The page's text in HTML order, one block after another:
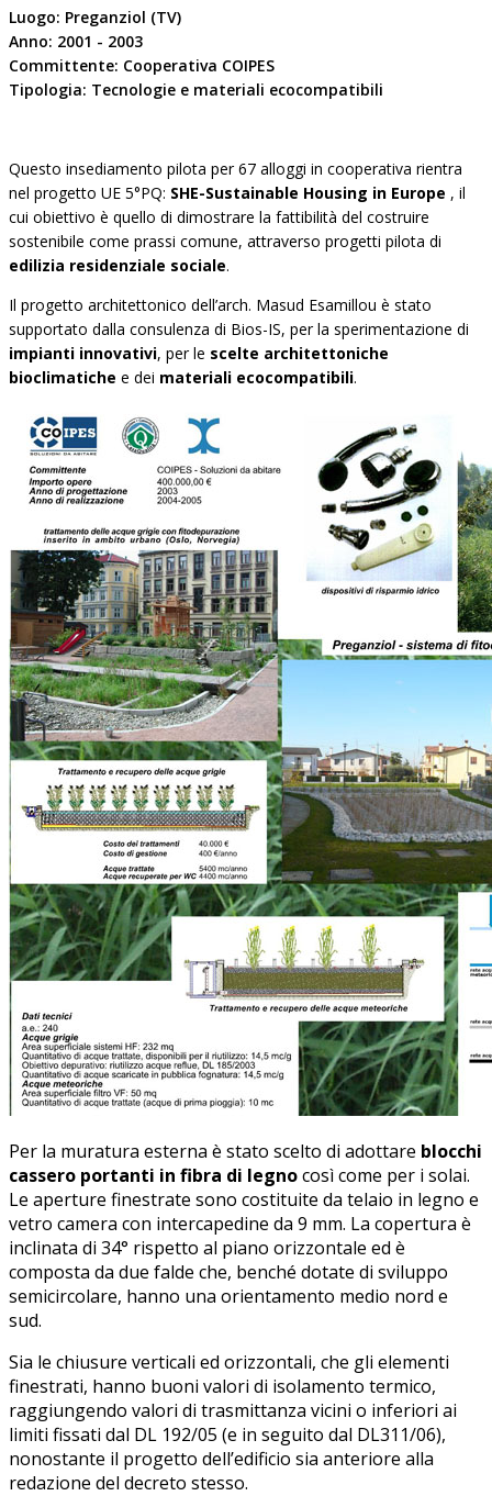
Luogo: Preganziol (TV)
Anno: 2001 - 2003
Committente: Cooperativa COIPES
Tipologia: Tecnologie e materiali ecocompatibili
Questo insediamento pilota per 67 alloggi in cooperativa rientra
nel progetto UE 5°PQ: SHE-Sustainable Housing in Europe , il
cui obiettivo è quello di dimostrare la fattibilità del costruire
sostenibile come prassi comune, attraverso progetti pilota di
edilizia residenziale sociale.
Il progetto architettonico dell’arch. Masud Esamillou è stato
supportato dalla consulenza di Bios-IS, per la sperimentazione di
impianti innovativi, per le scelte architettoniche
bioclimatiche e dei materiali ecocompatibili.
Per la muratura esterna è stato scelto di adottare blocchi
cassero portanti in fibra di legnocosì come per i solai.
Le aperture finestrate sono costituite da telaio in legno e
vetro camera con intercapedine da 9 mm. La copertura è
inclinata di 34° rispetto al piano orizzontale ed è
composta da due falde che, benché dotate di sviluppo
semicircolare, hanno una orientamento medio nord e
sud.
Sia le chiusure verticali ed orizzontali, che gli elementi
finestrati, hanno buoni valori di isolamento termico,
raggiungendo valori di trasmittanza vicini o inferiori ai
limiti fissati dal DL 192/05 (e in seguito dal DL311/06),
nonostante il progetto dell’edificio sia anteriore alla
redazione del decreto stesso.